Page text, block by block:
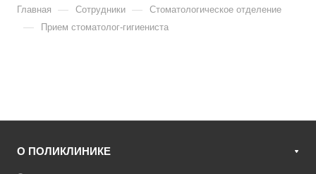
Главная — Сотрудники — Стоматологическое отделение
— Прием стоматолог-гигиениста
О ПОЛИКЛИНИКЕ